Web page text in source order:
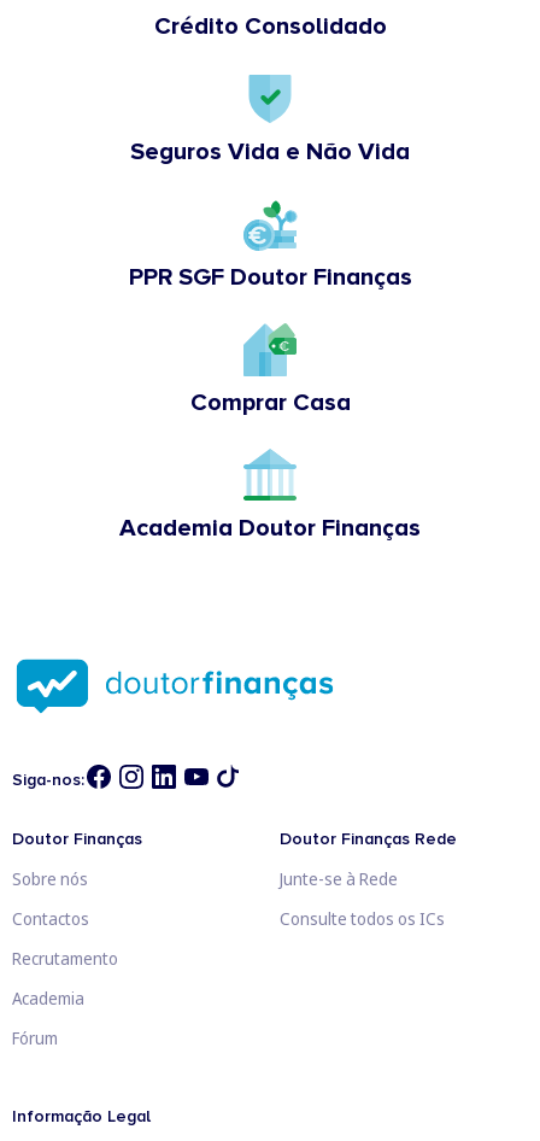
Crédito Consolidado
Seguros Vida e Não Vida
PPR SGF Doutor Finanças
Comprar Casa
Academia Doutor Finanças
Siga-nos:
Doutor Finanças
Sobre nós
Contactos
Recrutamento
Academia
Fórum
Doutor Finanças Rede
Junte-se à Rede
Consulte todos os ICs
Informação Legal